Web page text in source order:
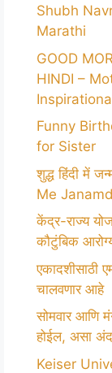
Shubh
Marathi
GOOD
HINDI –
Funny
for Sister
शुद्ध हिंदी में
Me
केंद्र-राज्य
कौटुंबिक
एकादशीसाठी
चालवणार आहे
सोमवार आणि
होईल, असा
Keiser